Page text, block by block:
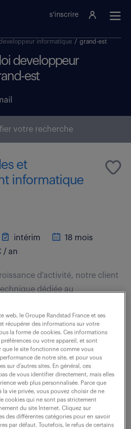
s'inscrire
informatique / grand-est
developpeur
est
votre recherche
et
informatique
intérim
18 mois
/ an
d'activité, notre client
dédiée au
la responsabilité du...
(f/h)
web, le Groupe Randstad France et ses
récupérer des informations sur votre
la forme de cookies. Ces informations
ou votre appareil, et sont
que le site fonctionne comme vous
de notre site, et pour vous
sur d’autres sites. En général, ces
de vous identifier directement, mais elles
web plus personnalisée. Parce que
la vie privée, vous pouvez choisir de ne
cookies qui ne sont pas strictement
du site Internet. Cliquez sur
des différentes catégories pour en savoir
par défaut. Toutefois, le refus de certains